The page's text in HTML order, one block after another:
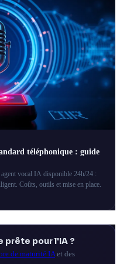
téléphonique : guide
vocal IA disponible 24h/24 :
Coûts, outils et mise en place.
pour l'IA ?
de maturité IAet des